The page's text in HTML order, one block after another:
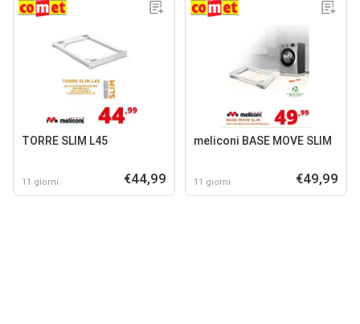
TORRE SLIM L45
11 giorni €44,99
meliconi BASE MOVE SLIM
11 giorni €49,99